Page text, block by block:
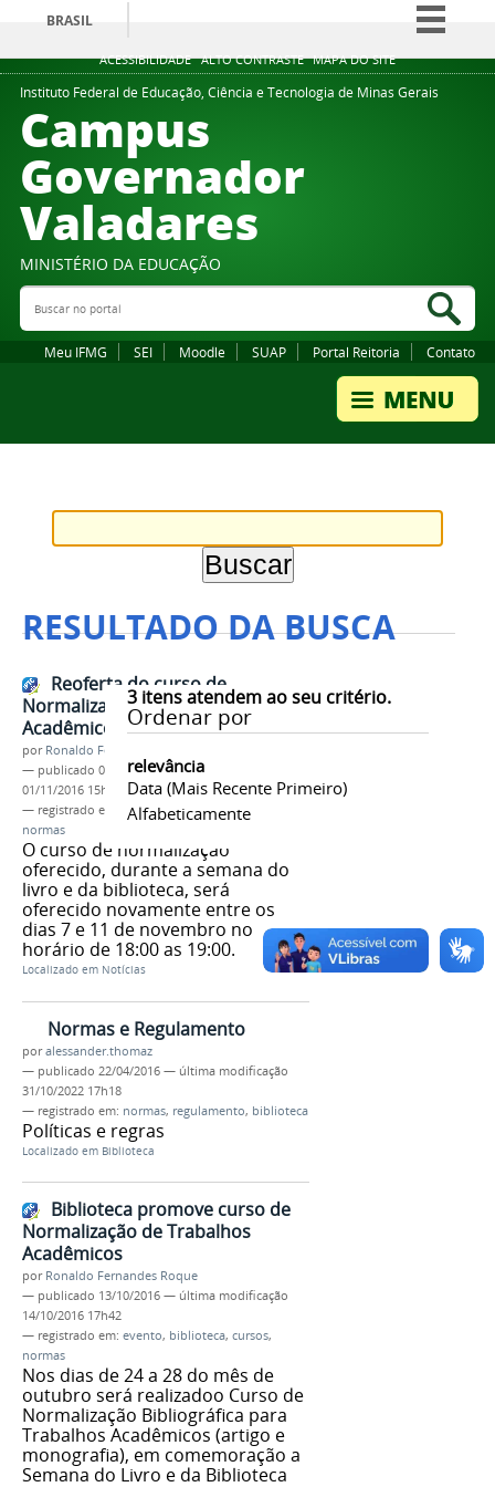
ACESSIBILIDADE ALTO CONTRASTE MAPA DO SITE
BRASIL
Simplifique!
Comunica BR
Instituto Federal de Educação, Ciência e Tecnologia de Minas Gerais
Campus
Governador
Valadares
MINISTÉRIO DA EDUCAÇÃO
Buscar no portal
Meu IFMG SEI Moodle SUAP Portal Reitoria Contato
RESULTADO DA BUSCA
3itens atendem ao seu critério.
Ordenar por
relevância
Data (mais Recente Primeiro)
Alfabeticamente
Reoferta do curso de
Normalização de Trabalhos
Acadêmicos
por Ronaldo Fernandes Roque
— publicado 01/11/2016—última modificação
01/11/2016 15h15
— registrado em:
evento,biblioteca,cursos
normas
O curso de normalização
oferecido, durante a semana do
livro e da biblioteca, será
oferecido novamente entre os
dias 7 e 11 de novembro no
horário de 18:00 as 19:00.
Localizado em Notícias
Normas e Regulamento
poralessander.thomaz
— publicado 22/04/2016 — última modificação
31/10/2022 17h18
— registrado em: normas, regulamento, biblioteca
Políticas e regras
Localizado em Biblioteca
Biblioteca promove curso de
Normalização de Trabalhos
Acadêmicos
por Ronaldo Fernandes Roque
— publicado 13/10/2016 — última modificação
14/10/2016 17h42
— registrado em: evento, biblioteca, cursos,
normas
Nos dias de 24 a 28 do mês de
outubro será realizadoo Curso de
Normalização Bibliográfica para
Trabalhos Acadêmicos (artigo e
monografia), em comemoração a
Semana do Livro e da Biblioteca